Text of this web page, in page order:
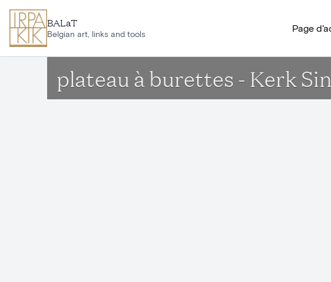
BALaT
Belgian art, links and tools
Page
plateau à burettes - Kerk